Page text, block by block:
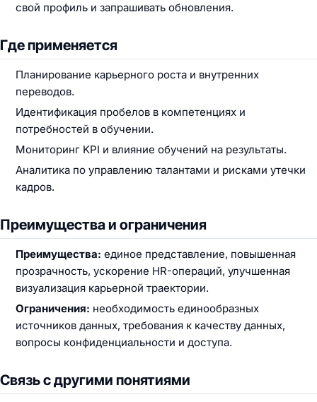
свой профиль и запрашивать обновления.
Где применяется
Планирование карьерного роста и внутренних
переводов.
Идентификация пробелов в компетенциях и
потребностей в обучении.
Мониторинг KPI и влияние обучений на результаты.
Аналитика по управлению талантами и рисками утечки
кадров.
Преимущества и ограничения
Преимущества: единое представление, повышенная
прозрачность, ускорение HR-операций, улучшенная
визуализация карьерной траектории.
Ограничения: необходимость единообразных
источников данных, требования к качеству данных,
вопросы конфиденциальности и доступа.
Связь с другими понятиями